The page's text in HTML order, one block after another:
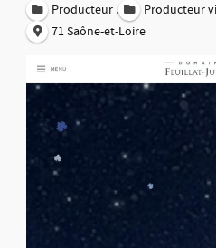
Producteur ,
Producteur
71 Saône-et-Loire